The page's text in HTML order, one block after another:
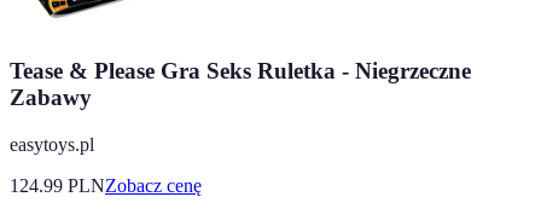
Tease & Please Gra Seks Ruletka - Niegrzeczne
Zabawy
easytoys.pl
124.99 PLNZobacz cenę